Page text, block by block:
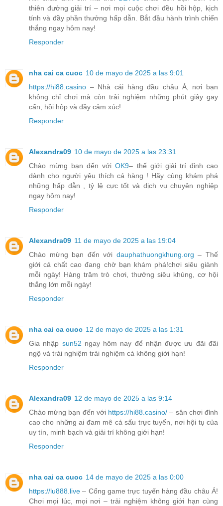
thiên đường giải trí – nơi mọi cuộc chơi đều hồi hộp, kịch
tính và đầy phần thưởng hấp dẫn. Bắt đầu hành trình chiến
thắng ngay hôm nay!
Responder
nha cai ca cuoc 10 de mayo de 2025 a las 9:01
https://hi88.casino – Nhà cái hàng đầu châu Á, nơi bạn
không chỉ chơi mà còn trải nghiệm những phút giây gay
cấn, hồi hộp và đầy cảm xúc!
Responder
Alexandra09 10 de mayo de 2025 a las 23:31
Chào mừng bạn đến vớiOK9– thế giới giải trí đỉnh cao
dành cho người yêu thích cá hàng ! Hãy cùng khám phá
những hấp dẫn , tỷ lệ cực tốt và dịch vụ chuyên nghiệp
ngay hôm nay!
Responder
Alexandra09 11 de mayo de 2025 a las 19:04
Chào mừng bạn đến với dauphathuongkhung.org – Thế
giới cá chất cao đang chờ bạn khám phá!chơi siêu giành
mỗi ngày! Hàng trăm trò chơi, thưởng siêu khủng, cơ hội
thắng lớn mỗi ngày!
Responder
nha cai ca cuoc 12 de mayo de 2025 a las 1:31
Gia nhập sun52 ngay hôm nay để nhận được ưu đãi đãi
ngộ và trải nghiệm trải nghiệm cá không giới hạn!
Responder
Alexandra09 12 de mayo de 2025 a las 9:14
Chào mừng bạn đến với https://hi88.casino/ – sân chơi đỉnh
cao cho những ai đam mê cá sấu trực tuyến, nơi hội tụ của
uy tín, minh bạch và giải trí không giới hạn!
Responder
nha cai ca cuoc 14 de mayo de 2025 a las 0:00
https://lu888.live – Cổng game trực tuyến hàng đầu châu Á!
Chơi mọi lúc, mọi nơi – trải nghiệm không giới hạn cùng